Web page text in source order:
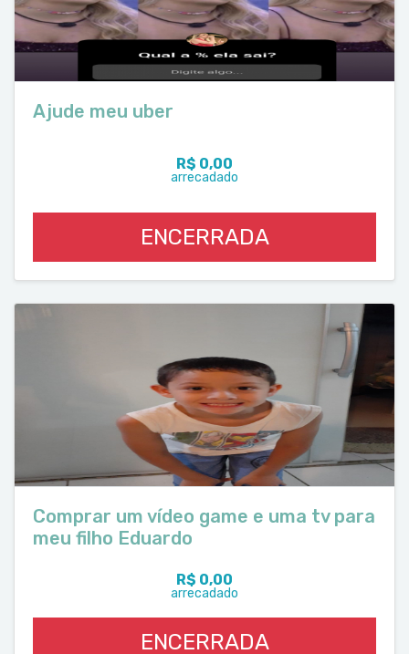
Ajude meu uber
R$ 0,00
arrecadado
ENCERRADA
Comprar um vídeo game e uma tv para
meu filho Eduardo
R$ 0,00
arrecadado
ENCERRADA